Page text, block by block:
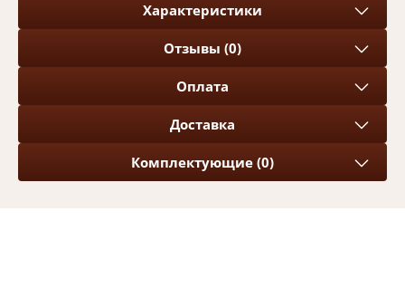
Характеристики
Отзывы (0)
Оплата
Доставка
Комплектующие (0)